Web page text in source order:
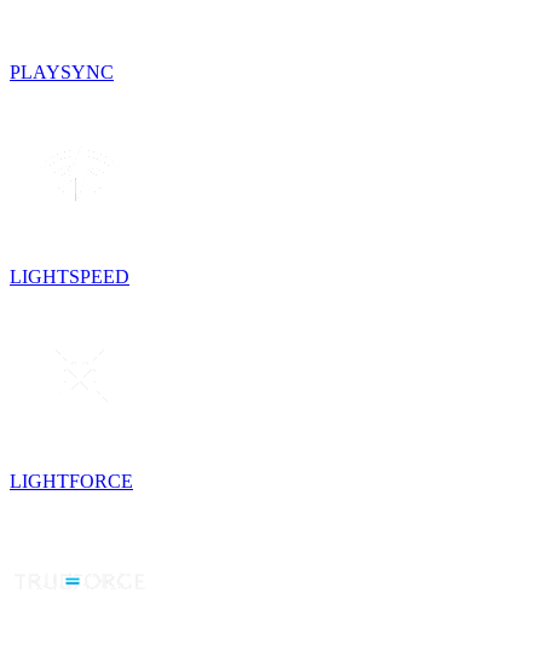
PLAYSYNC
LIGHTSPEED
LIGHTFORCE